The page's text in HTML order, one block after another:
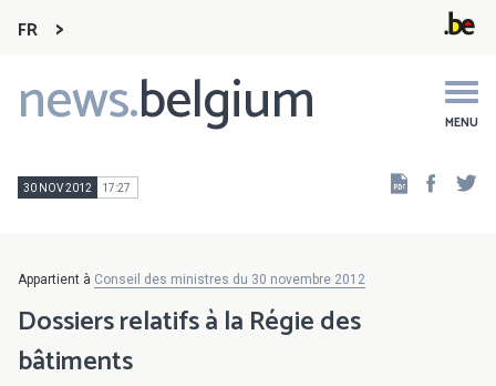
FR
news.belgium MENU
Main
navigation
30 NOV 2012 17:27
Appartient à Conseil des ministres du 30 novembre 2012
Dossiers relatifs à la Régie des
bâtiments